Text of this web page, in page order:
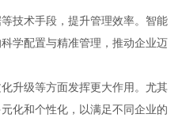
技术手段，提升管理效率。智能
学配置与精准管理，推动企业迈
升级等方面发挥更大作用。尤其
化和个性化，以满足不同企业的